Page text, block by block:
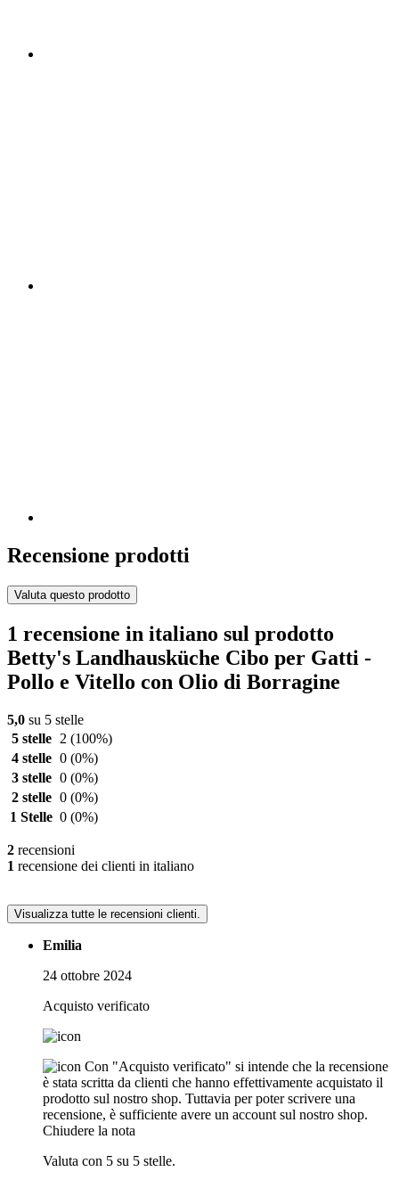
Recensione prodotti
Valuta questo prodotto
1 recensione in italiano sul prodotto
Betty's Landhausküche Cibo per Gatti -
Pollo e Vitello con Olio di Borragine
5,0 su 5 stelle
5 stelle
2 (100%)
4 stelle 0 (0%)
3 stelle 0 (0%)
2 stelle 0 (0%)
1 Stelle 0 (0%)
2 recensioni
1 recensione dei clienti in italiano
Visualizza tutte le recensioni clienti.
Emilia
24 ottobre 2024
Acquisto verificato
Con "Acquisto verificato" si intende che la recensione
è stata scritta da clienti che hanno effettivamente acquistato il
prodotto sul nostro shop. Tuttavia per poter scrivere una
recensione, è sufficiente avere un account sul nostro shop.
Chiudere la nota
Valuta con 5 su 5 stelle.